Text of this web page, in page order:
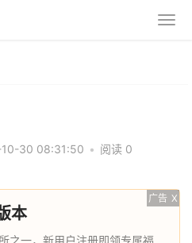
10-30 08:31:50 • 阅读 0
广告 X
本
之一，新用户注册即领专属福